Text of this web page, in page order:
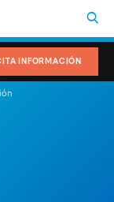
INFORMACIÓN